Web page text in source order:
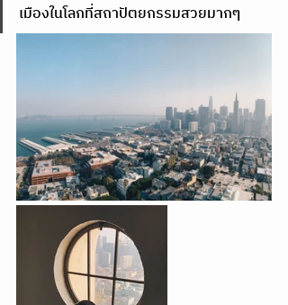
เมืองในโลกที่สถาปัตยกรรมสวยมากๆ